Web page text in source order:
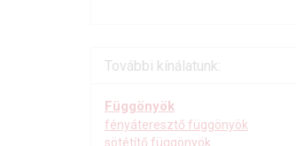
További kínálatunk:
Függönyök
fényáteresztő függönyök
sötétítő függönyök